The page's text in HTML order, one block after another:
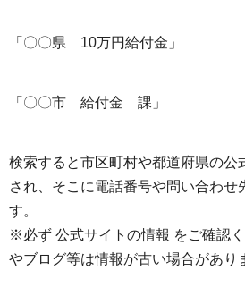
「〇〇県 10万円給付金」
「〇〇市 給付金 課」
検索すると市区町村や都道府県の公
され、そこに電話番号や問い合わせ
す。
※必ず 公式サイトの情報 をご確認
やブログ等は情報が古い場合があり